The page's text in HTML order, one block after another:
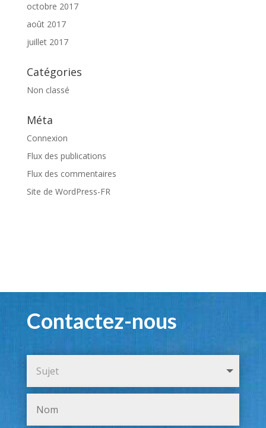
octobre 2017
août 2017
juillet 2017
Catégories
Non classé
Méta
Connexion
Flux des publications
Flux des commentaires
Site de WordPress-FR
Contactez-nous